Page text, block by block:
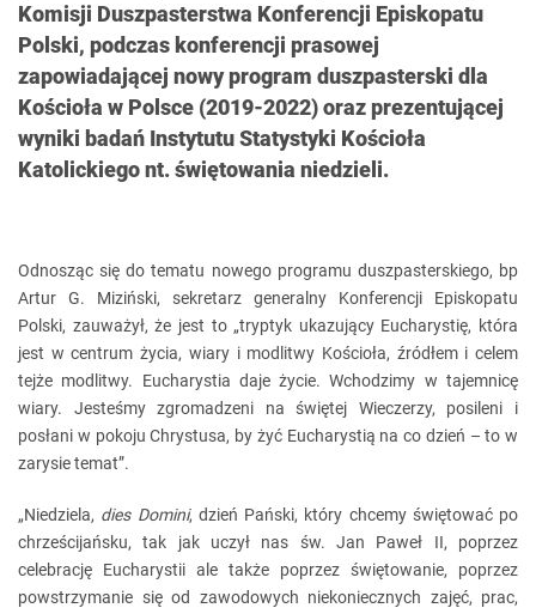
Komisji Duszpasterstwa Konferencji Episkopatu
Polski, podczas konferencji prasowej
zapowiadającej nowy program duszpasterski dla
Kościoła w Polsce (2019-2022) oraz prezentującej
wyniki badań Instytutu Statystyki Kościoła
Katolickiego nt. świętowania niedzieli.
Odnosząc się do tematu nowego programu duszpasterskiego, bp
Artur G. Miziński, sekretarz generalny Konferencji Episkopatu
Polski, zauważył, że jest to „tryptyk ukazujący Eucharystię, która
jest w centrum życia, wiary i modlitwy Kościoła, źródłem i celem
tejże modlitwy. Eucharystia daje życie. Wchodzimy w tajemnicę
wiary. Jesteśmy zgromadzeni na świętej Wieczerzy, posileni i
posłani w pokoju Chrystusa, by żyć Eucharystią na co dzień – to w
zarysie temat”.
„Niedziela, dies Domini, dzień Pański, który chcemy świętować po
chrześcijańsku, tak jak uczył nas św. Jan Paweł II, poprzez
celebrację Eucharystii ale także poprzez świętowanie, poprzez
powstrzymanie się od zawodowych niekoniecznych zajęć, prac,